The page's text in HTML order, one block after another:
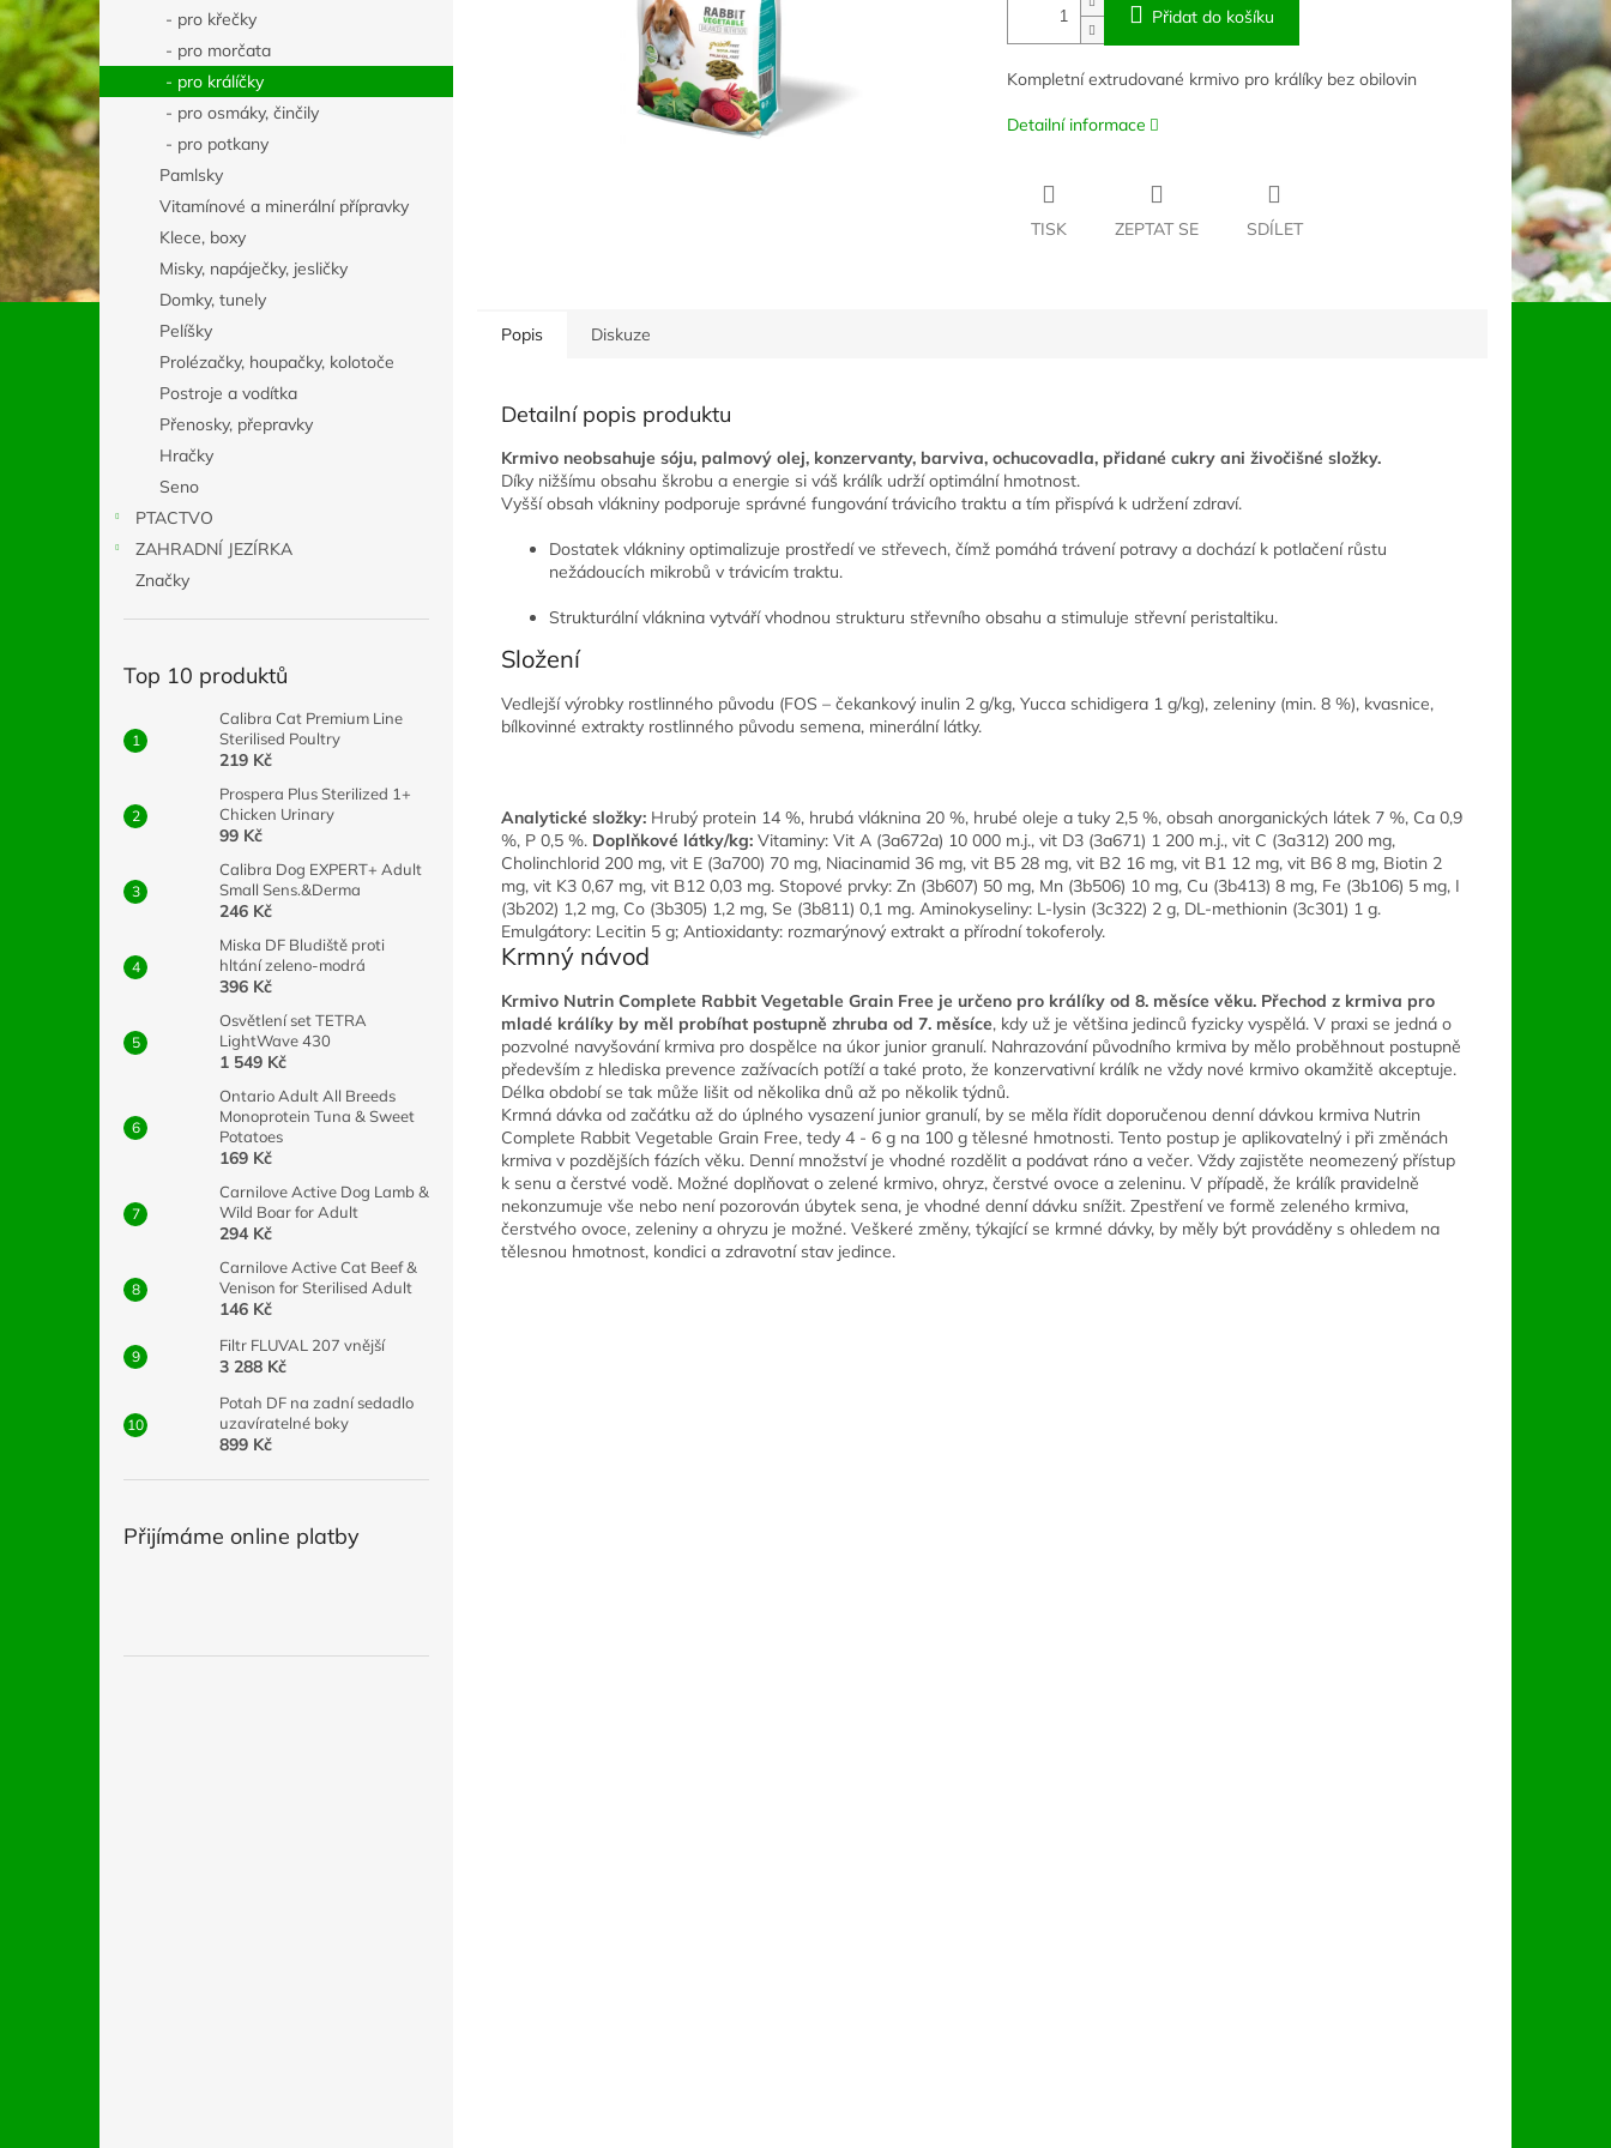
e
l
- pro křečky
- pro morčata
- pro králíčky
- pro osmáky, činčily
- pro potkany
Pamlsky
Vitamínové a minerální přípravky
Klece, boxy
Misky, napáječky, jesličky
Domky, tunely
Pelíšky
Prolézačky, houpačky, kolotoče
Postroje a vodítka
Přenosky, přepravky
Hračky
Seno
PTACTVO
ZAHRADNÍ JEZÍRKA
Značky
Top 10 produktů
Calibra Cat Premium Line
Sterilised Poultry
219 Kč
Prospera Plus Sterilized 1+
Chicken Urinary
99 Kč
Calibra Dog EXPERT+ Adult
Small Sens.&Derma
246 Kč
Miska DF Bludiště proti
hltání zeleno-modrá
396 Kč
Osvětlení set TETRA
LightWave 430
1 549 Kč
Ontario Adult All Breeds
Monoprotein Tuna & Sweet
Potatoes
169 Kč
Carnilove Active Dog Lamb &
Wild Boar for Adult
294 Kč
Carnilove Active Cat Beef &
Venison for Sterilised Adult
146 Kč
Filtr FLUVAL 207 vnější
3 288 Kč
Potah DF na zadní sedadlo
uzavíratelné boky
899 Kč
Přijímáme online platby
Přidat do košíku
Kompletní extrudované krmivo pro králíky bez obilovin
Detailní informace
TISK ZEPTAT SE SDÍLET
Popis Diskuze
Detailní popis produktu
Krmivo neobsahuje sóju, palmový olej, konzervanty, barviva, ochucovadla, přidané cukry ani živočišné složky.
Díky nižšímu obsahu škrobu a energie si váš králík udrží optimální hmotnost.
Vyšší obsah vlákniny podporuje správné fungování trávicího traktu a tím přispívá k udržení zdraví.
Dostatek vlákniny optimalizuje prostředí ve střevech, čímž pomáhá trávení potravy a dochází k potlačení růstu
nežádoucích mikrobů v trávicím traktu.
Strukturální vláknina vytváří vhodnou strukturu střevního obsahu a stimuluje střevní peristaltiku.
Složení
Vedlejší výrobky rostlinného původu (FOS – čekankový inulin 2 g/kg, Yucca schidigera 1 g/kg), zeleniny (min. 8 %), kvasnice,
bílkovinné extrakty rostlinného původu semena, minerální látky.
Analytické složky: Hrubý protein 14 %, hrubá vláknina 20 %, hrubé oleje a tuky 2,5 %, obsah anorganických látek 7 %, Ca 0,9
%, P 0,5 %. Doplňkové látky/kg: Vitaminy: Vit A (3a672a) 10 000 m.j., vit D3 (3a671) 1 200 m.j., vit C (3a312) 200 mg,
Cholinchlorid 200 mg, vit E (3a700) 70 mg, Niacinamid 36 mg, vit B5 28 mg, vit B2 16 mg, vit B1 12 mg, vit B6 8 mg, Biotin 2
mg, vit K3 0,67 mg, vit B12 0,03 mg. Stopové prvky: Zn (3b607) 50 mg, Mn (3b506) 10 mg, Cu (3b413) 8 mg, Fe (3b106) 5 mg, I
(3b202) 1,2 mg, Co (3b305) 1,2 mg, Se (3b811) 0,1 mg. Aminokyseliny: L-lysin (3c322) 2 g, DL-methionin (3c301) 1 g.
Emulgátory: Lecitin 5 g; Antioxidanty: rozmarýnový extrakt a přírodní tokoferoly.
Krmný návod
Krmivo Nutrin Complete Rabbit Vegetable Grain Free je určeno pro králíky od 8. měsíce věku. Přechod z krmiva pro
mladé králíky by měl probíhat postupně zhruba od 7. měsíce, kdy už je většina jedinců fyzicky vyspělá. V praxi se jedná o
pozvolné navyšování krmiva pro dospělce na úkor junior granulí. Nahrazování původního krmiva by mělo proběhnout postupně
především z hlediska prevence zažívacích potíží a také proto, že konzervativní králík ne vždy nové krmivo okamžitě akceptuje.
Délka období se tak může lišit od několika dnů až po několik týdnů.
Krmná dávka od začátku až do úplného vysazení junior granulí, by se měla řídit doporučenou denní dávkou krmiva Nutrin
Complete Rabbit Vegetable Grain Free, tedy 4 - 6 g na 100 g tělesné hmotnosti. Tento postup je aplikovatelný i při změnách
krmiva v pozdějších fázích věku. Denní množství je vhodné rozdělit a podávat ráno a večer. Vždy zajistěte neomezený přístup
k senu a čerstvé vodě. Možné doplňovat o zelené krmivo, ohryz, čerstvé ovoce a zeleninu. V případě, že králík pravidelně
nekonzumuje vše nebo není pozorován úbytek sena, je vhodné denní dávku snížit. Zpestření ve formě zeleného krmiva,
čerstvého ovoce, zeleniny a ohryzu je možné. Veškeré změny, týkající se krmné dávky, by měly být prováděny s ohledem na
tělesnou hmotnost, kondici a zdravotní stav jedince.